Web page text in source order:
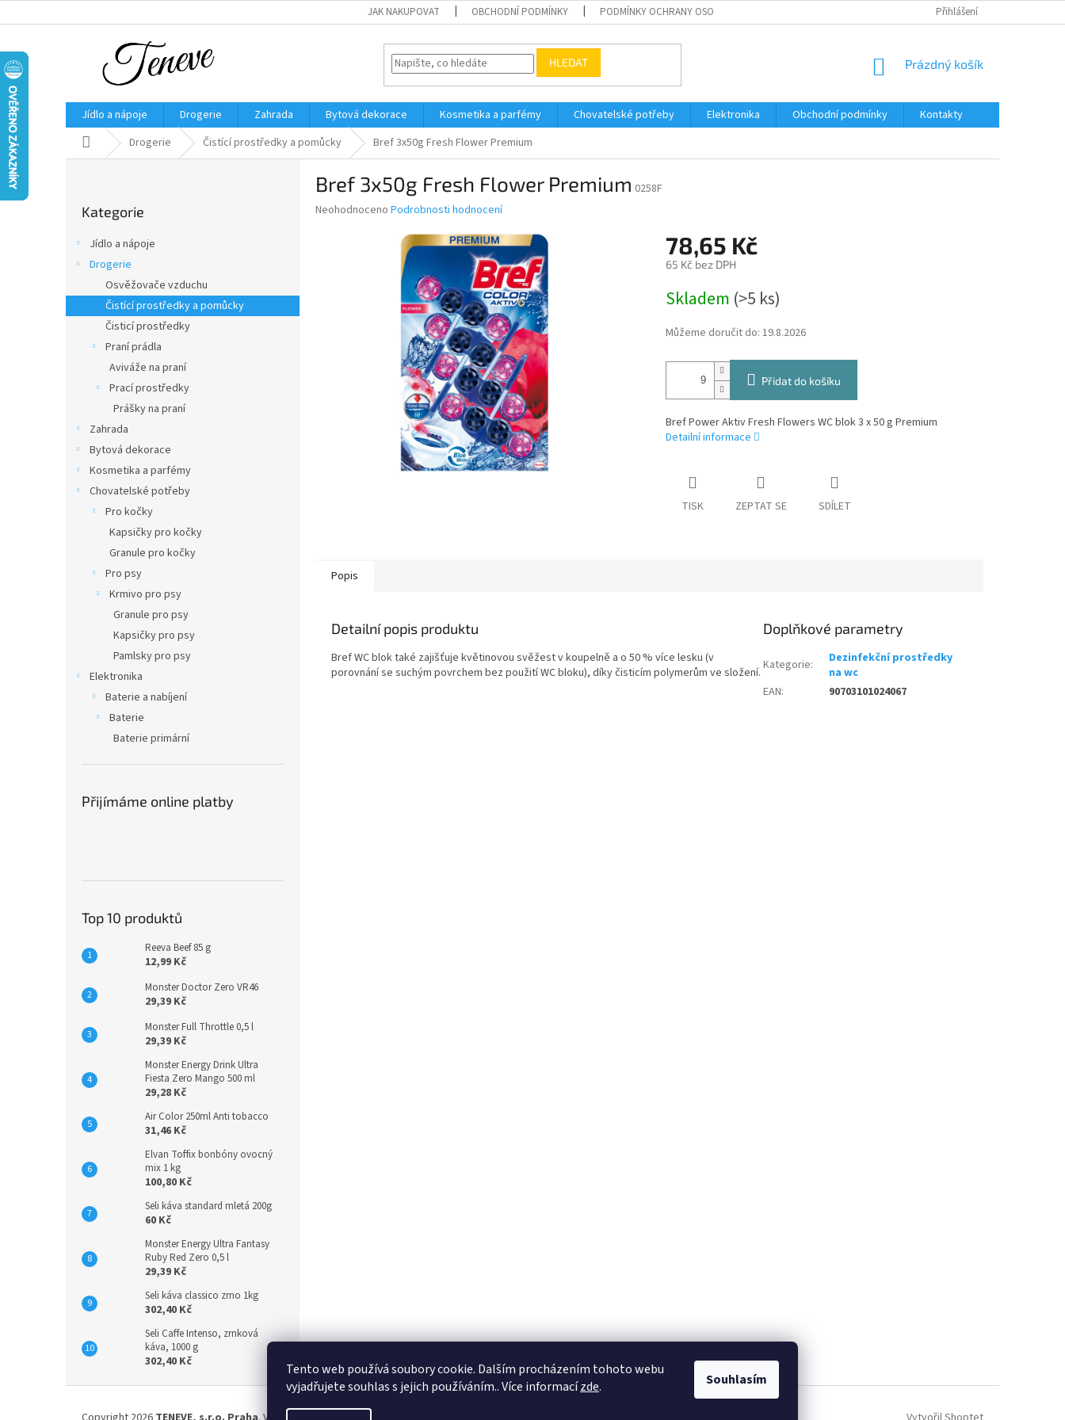
Tento web používá soubory cookie. Dalším procházením tohoto webu
vyjadřujete souhlas s jejich používáním.. Více informacízde. Souhlasím
na
JAK NAKUPOVAT OBCHODNÍ PODMÍNKY PODMÍNKY OCHRANY OSOBNÍCH ÚDAJŮ Přihlášení
HLEDAT
NÁKUPNÍ
Prázdný košík
Jídlo a nápoje Drogerie Zahrada Bytová dekorace Kosmetika a parfémy Chovatelské potřeby Elektronika Obchodní podmínky
Kontakty
Domů Drogerie Čistící prostředky a pomůcky Bref 3x50g Fresh Flower Premium
kategorie
Kategorie
Jídlo a nápoje
Drogerie
Osvěžovače vzduchu
Čistící prostředky a pomůcky
Čisticí prostředky
Praní prádla
Aviváže na praní
Prací prostředky
Prášky na praní
Zahrada
Bytová dekorace
Kosmetika a parfémy
Chovatelské potřeby
Pro kočky
Kapsičky pro kočky
Granule pro kočky
Pro psy
Krmivo pro psy
Granule pro psy
Kapsičky pro psy
Pamlsky pro psy
Elektronika
Baterie a nabíjení
Baterie
Baterie primární
Přijímáme online platby
Top 10 produktů
Reeva Beef 85 g
12,99 Kč
Monster Doctor Zero VR46
29,39 Kč
Monster Full Throttle 0,5 l
29,39 Kč
Monster Energy Drink Ultra
Fiesta Zero Mango 500 ml
29,28 Kč
Air Color 250ml Anti tobacco
31,46 Kč
Elvan Toffix bonbóny ovocný
mix 1 kg
100,80 Kč
Seli káva standard mletá 200g
60 Kč
Monster Energy Ultra Fantasy
Ruby Red Zero 0,5 l
29,39 Kč
Seli káva classico zrno 1kg
302,40 Kč
Seli Caffe Intenso, zrnková
káva, 1000 g
302,40 Kč
Bref 3x50g Fresh Flower Premium 0258F
Průměrné
Neohodnoceno Podrobnosti hodnocení
78,65 Kč
65 Kč bez DPH
cena:
Skladem (>5 ks)
Můžeme doručit do: 19.8.2026
Přidat do košíku
Bref Power Aktiv Fresh Flowers WC blok 3 x 50 g Premium
Detailní informace
TISK ZEPTAT SE SDÍLET
Popis
Detailní popis produktu
Bref WC blok také zajišťuje květinovou svěžest v koupelně a o 50 % více lesku (v
porovnání se suchým povrchem bez použití WC bloku), díky čisticím polymerům ve složení.
Doplňkové parametry
Kategorie:
Dezinfekční prostředky
na wc
EAN: 90703101024067